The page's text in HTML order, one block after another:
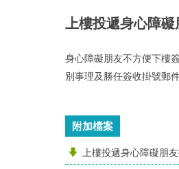
上樓投遞身心障
身心障礙朋友不方便下樓
別事理及勝任簽收掛號郵
附加檔案
上樓投遞身心障礙朋